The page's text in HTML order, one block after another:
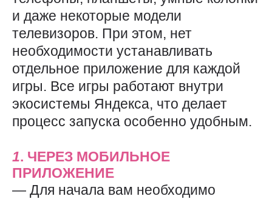
и даже некоторые модели
телевизоров. При этом, нет
необходимости устанавливать
отдельное приложение для каждой
игры. Все игры работают внутри
экосистемы Яндекса, что делает
процесс запуска особенно удобным.
1. ЧЕРЕЗ МОБИЛЬНОЕ
ПРИЛОЖЕНИЕ
— Для начала вам необходимо